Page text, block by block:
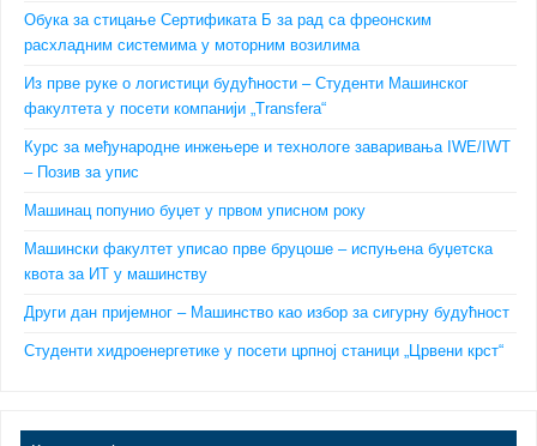
Обука за стицање Сертификата Б за рад са фреонским
расхладним системима у моторним возилима
Из прве руке о логистици будућности – Студенти Машинског
факултета у посети компанији „Transfera“
Курс за међународне инжењере и технологе заваривања IWE/IWT
– Позив за упис
Машинац попунио буџет у првом уписном року
Машински факултет уписао прве бруцоше – испуњена буџетска
квота за ИТ у машинству
Други дан пријемног – Машинство као избор за сигурну будућност
Студенти хидроенергетике у посети црпној станици „Црвени крст“